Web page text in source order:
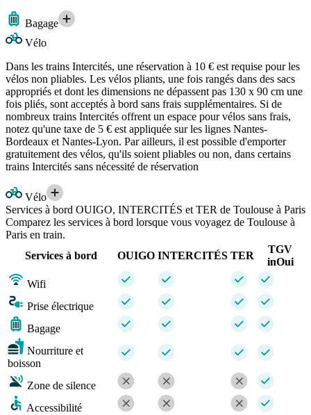
Bagage
Vélo
Dans les trains Intercités, une réservation à 10 € est requise pour les
vélos non pliables. Les vélos pliants, une fois rangés dans des sacs
appropriés et dont les dimensions ne dépassent pas 130 x 90 cm une
fois pliés, sont acceptés à bord sans frais supplémentaires. Si de
nombreux trains Intercités offrent un espace pour vélos sans frais,
notez qu'une taxe de 5 € est appliquée sur les lignes Nantes-
Bordeaux et Nantes-Lyon. Par ailleurs, il est possible d'emporter
gratuitement des vélos, qu'ils soient pliables ou non, dans certains
trains Intercités sans nécessité de réservation
Vélo
Services à bord OUIGO, INTERCITÉS et TER de Toulouse à Paris
Comparez les services à bord lorsque vous voyagez de Toulouse à
Paris en train.
Services à bord
OUIGO INTERCITÉS TER
TGV
inOui
Wifi
Prise électrique
Bagage
Nourriture et
boisson
Zone de silence
Accessibilité